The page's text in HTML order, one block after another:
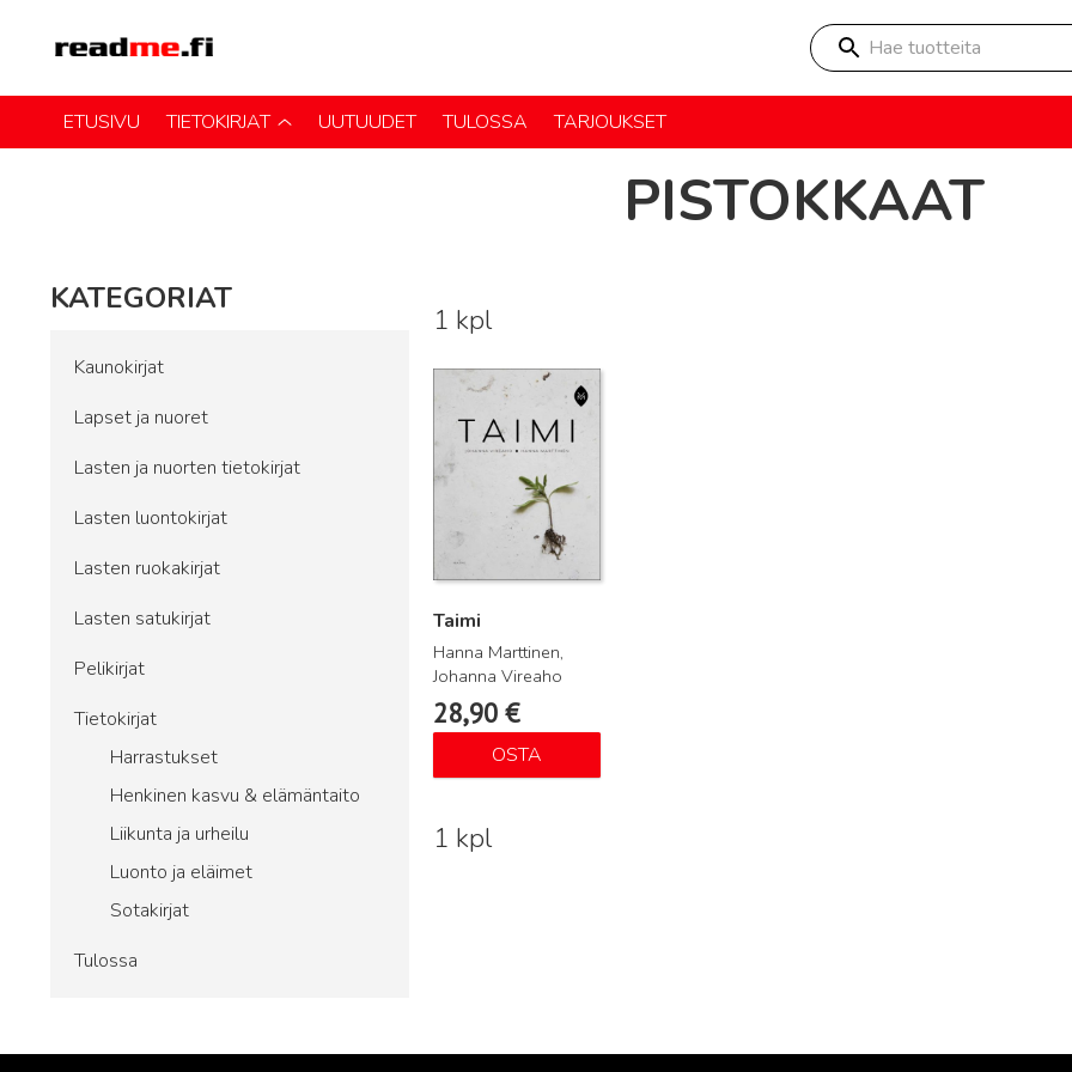
Hae tuotteita
ETUSIVU TIETOKIRJAT UUTUUDET TULOSSA TARJOUKSET
PISTOKKAAT
KATEGORIAT
Kaunokirjat
Lapset ja nuoret
Lasten ja nuorten tietokirjat
Lasten luontokirjat
Lasten ruokakirjat
Lasten satukirjat
Pelikirjat
Tietokirjat
Harrastukset
Henkinen kasvu & elämäntaito
Liikunta ja urheilu
Luonto ja eläimet
Sotakirjat
Tulossa
1 kpl
Taimi
Hanna Marttinen,
Johanna Vireaho
28,90 €
OSTA
Lue lisää
1 kpl